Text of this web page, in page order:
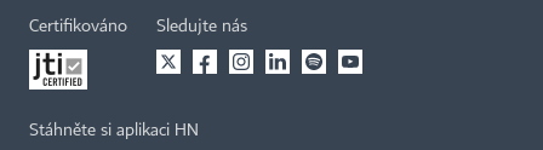
Certifikováno Sledujte nás
Stáhněte si aplikaci HN